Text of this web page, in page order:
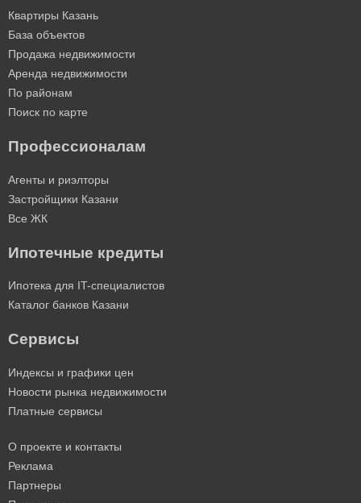
Квартиры Казань
База объектов
Продажа недвижимости
Аренда недвижимости
По районам
Поиск по карте
Профессионалам
Агенты и риэлторы
Застройщики Казани
Все ЖК
Ипотечные кредиты
Ипотека для IT-специалистов
Каталог банков Казани
Сервисы
Индексы и графики цен
Новости рынка недвижимости
Платные сервисы
О проекте и контакты
Реклама
Партнеры